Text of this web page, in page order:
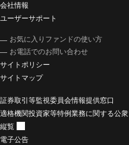
会社情報
ユーザーサポート
お気に入りファンドの使い方
お電話でのお問い合わせ
サイトポリシー
サイトマップ
証券取引等監視委員会情報提供窓口
適格機関投資家等特例業務に関する公衆
縦覧
電子公告